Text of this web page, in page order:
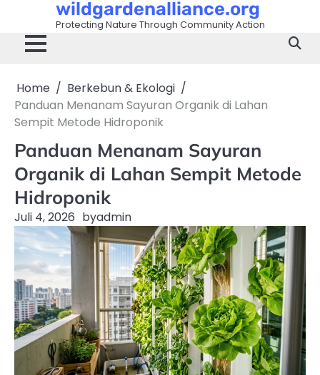
content
wildgardenalliance.org
Protecting Nature Through Community Action
Home
Berkebun & Ekologi
Panduan Menanam Sayuran Organik di Lahan
Sempit Metode Hidroponik
Panduan Menanam Sayuran
Organik di Lahan Sempit Metode
Hidroponik
Juli 4, 2026 byadmin